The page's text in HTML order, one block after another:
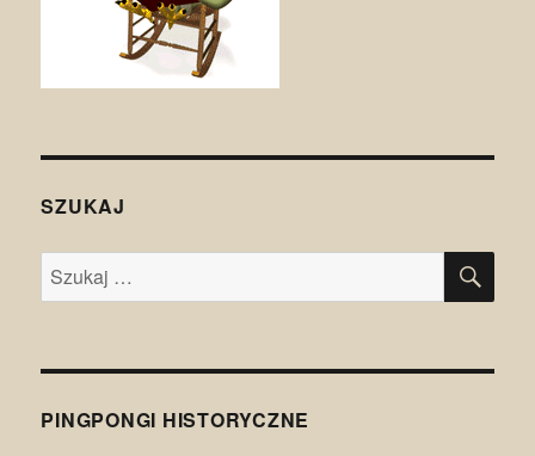
SZUKAJ
Szukaj:
PINGPONGI HISTORYCZNE